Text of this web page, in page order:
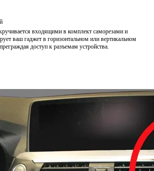
входящими в комплект саморезами и
ваш гаджет в горизонтальном или вертикальном
доступ к разъемам устройства.